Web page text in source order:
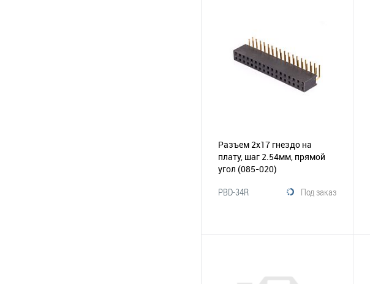
В избранное
Разъем 2х17 гнездо на
плату, шаг 2.54мм, прямой
угол (085-020)
Под заказ
PBD-34R